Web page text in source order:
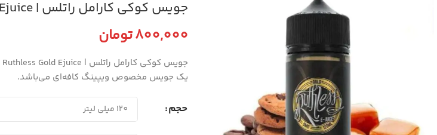
جویس کوکی کارامل راتلس | Ruthless Gold Ejuice
800,000تومان
یک جویس مخصوص ویپینگ کافه‌ای می‌باشد.
حجم